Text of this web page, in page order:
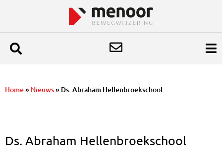
Home» Nieuws» Ds. Abraham Hellenbroekschool
Ds. Abraham Hellenbroekschool